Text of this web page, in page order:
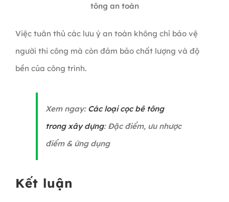
tông an toàn
Việc tuân thủ các lưu ý an toàn không chỉ bảo vệ
người thi công mà còn đảm bảo chất lượng và độ
bền của công trình.
Xem ngay: Các loại cọc bê tông
trong xây dựng: Đặc điểm, ưu nhược
điểm & ứng dụng
Kết luận